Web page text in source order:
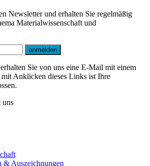
Newsletter und erhalten Sie regelmäßig
Materialwissenschaft und
anmelden
Sie von uns eine E-Mail mit einem
Anklicken dieses Links ist Ihre
uns
& Auszeichnungen